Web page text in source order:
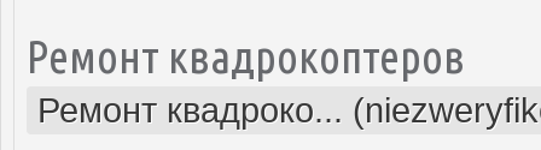
Ремонт квадрокоптеров
Ремонт квадроко...